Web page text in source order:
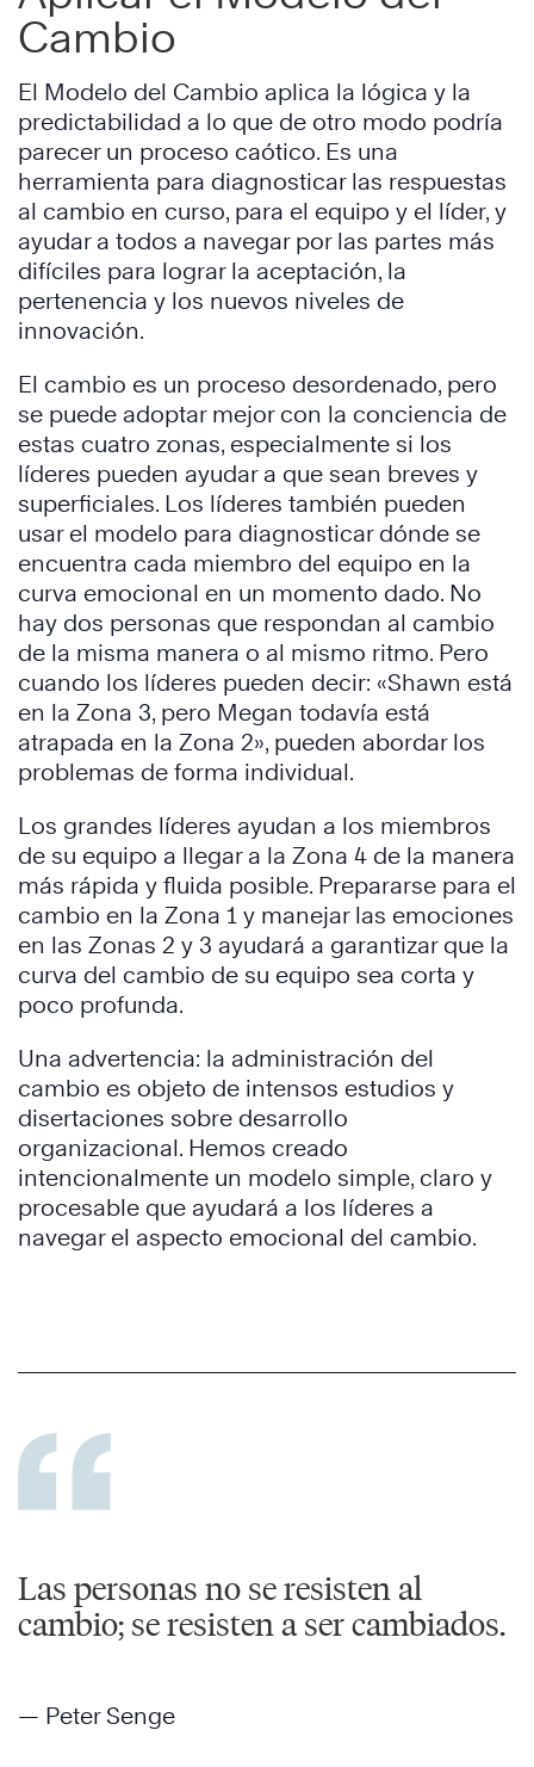
Cambio
El Modelo del Cambio aplica la lógica y la
predictabilidad a lo que de otro modo podría
parecer un proceso caótico. Es una
herramienta para diagnosticar las respuestas
al cambio en curso, para el equipo y el líder, y
ayudar a todos a navegar por las partes más
difíciles para lograr la aceptación, la
pertenencia y los nuevos niveles de
innovación.
El cambio es un proceso desordenado, pero
se puede adoptar mejor con la conciencia de
estas cuatro zonas, especialmente si los
líderes pueden ayudar a que sean breves y
superficiales. Los líderes también pueden
usar el modelo para diagnosticar dónde se
encuentra cada miembro del equipo en la
curva emocional en un momento dado. No
hay dos personas que respondan al cambio
de la misma manera o al mismo ritmo. Pero
cuando los líderes pueden decir: «Shawn está
en la Zona 3, pero Megan todavía está
atrapada en la Zona 2», pueden abordar los
problemas de forma individual.
Los grandes líderes ayudan a los miembros
de su equipo a llegar a la Zona 4 de la manera
más rápida y fluida posible. Prepararse para el
cambio en la Zona 1 y manejar las emociones
en las Zonas 2 y 3 ayudará a garantizar que la
curva del cambio de su equipo sea corta y
poco profunda.
Una advertencia: la administración del
cambio es objeto de intensos estudios y
disertaciones sobre desarrollo
organizacional. Hemos creado
intencionalmente un modelo simple, claro y
procesable que ayudará a los líderes a
navegar el aspecto emocional del cambio.
Las personas no se resisten al
cambio; se resisten a ser cambiados.
— Peter Senge